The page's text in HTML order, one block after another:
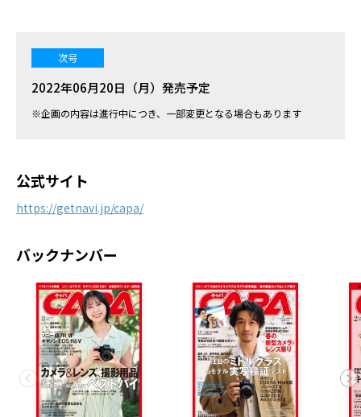
次号
2022年06月20日（月）発売予定
※企画の内容は進行中につき、一部変更となる場合もあります
公式サイト
https://getnavi.jp/capa/
バックナンバー